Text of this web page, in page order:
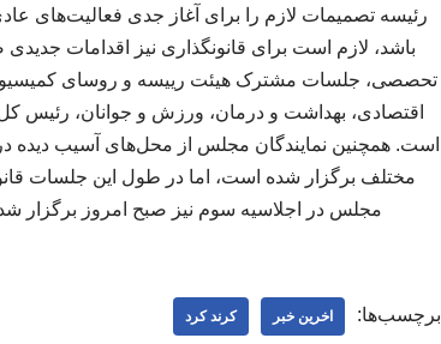
رئیسه تصمیمات لازم را برای آغاز جدی
باشد، لازم است برای قانونگذاری نیز اقدامات
تحصصی، جلسات مشترک هیئت رییسه و روسای
اقتصادی، بهداشت و درمان، ورزش و جوانان، رئیس
است. همچنین نمایندگان مجلس از محل‌های آسیب دیده
مختلف برگزار شده است، اما در طول این جلسات
مجلس در اجلاسیه سوم نیز صبح امروز برگزار
برچسب‌ها: اخرین خبر کرند کرد